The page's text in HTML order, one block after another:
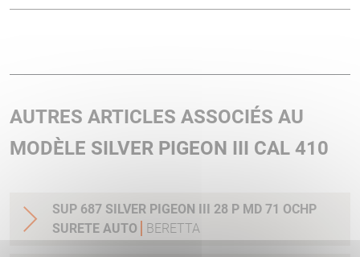
AUTRES ARTICLES ASSOCIÉS AU
MODÈLE SILVER PIGEON III CAL 410
SUP 687 SILVER PIGEON III 28 P MD 71 OCHP
SURETE AUTO
BERETTA